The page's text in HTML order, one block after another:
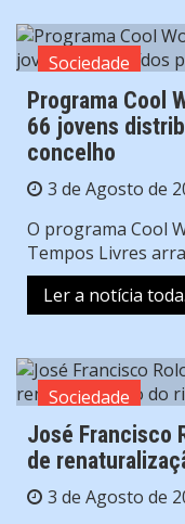
Sociedade
Programa Cool
66 jovens
concelho
3 de Agosto de
O programa Cool
Tempos Livres
Ler a notícia
Sociedade
José Francisco
de
3 de Agosto de